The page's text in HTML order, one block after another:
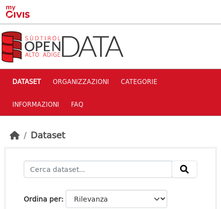
Skip to main content
DATASET ORGANIZZAZIONI CATEGORIE
INFORMAZIONI FAQ
Dataset
Ordina per